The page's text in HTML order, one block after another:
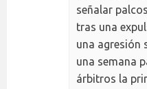
señalar
tras una
una agresión
una semana
árbitros la